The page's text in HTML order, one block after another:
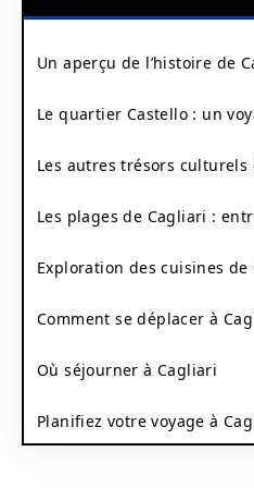
Un aperçu de l’histoire de
Le quartier Castello : un
Les autres trésors culturels
Les plages de Cagliari :
Exploration des cuisines de
Comment se déplacer à
Où séjourner à Cagliari
Planifiez votre voyage à